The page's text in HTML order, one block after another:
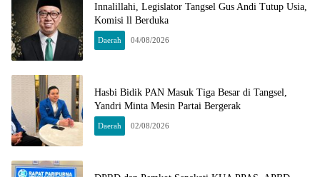
Innalillahi, Legislator Tangsel Gus Andi Tutup Usia,
Komisi ll Berduka
Daerah 04/08/2026
Hasbi Bidik PAN Masuk Tiga Besar di Tangsel,
Yandri Minta Mesin Partai Bergerak
Daerah 02/08/2026